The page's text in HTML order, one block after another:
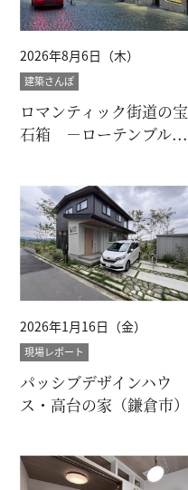
2026年8月6日（木）
建築さんぽ
ロマンティック街道の宝
石箱 －ローテンブル...
2026年1月16日（金）
現場レポート
パッシブデザインハウ
ス・高台の家（鎌倉市）